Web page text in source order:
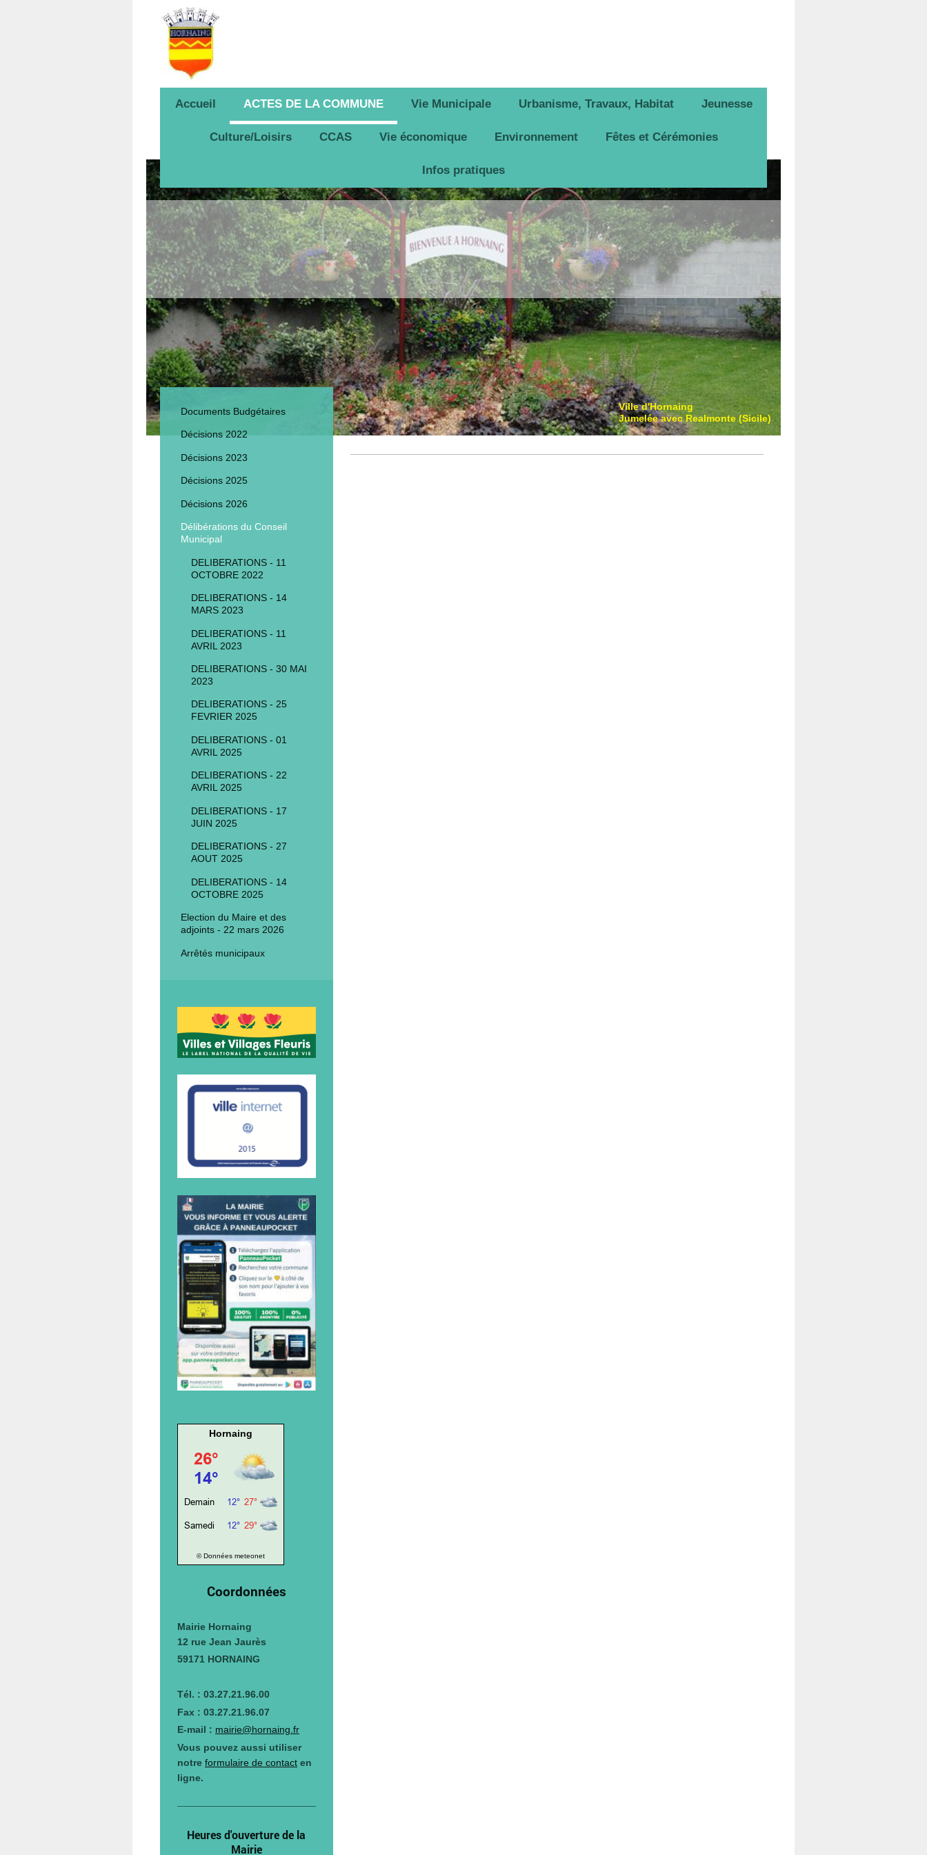
Accueil ACTES DE LA COMMUNE Vie Municipale Urbanisme, Travaux, Habitat Jeunesse
Culture/Loisirs CCAS Vie économique Environnement Fêtes et Cérémonies
Infos pratiques
Ville d'Hornaing
Jumelée avec Realmonte (Sicile)
Documents Budgétaires
Décisions 2022
Décisions 2023
Décisions 2025
Décisions 2026
Délibérations du Conseil
Municipal
DELIBERATIONS - 11
OCTOBRE 2022
DELIBERATIONS - 14
MARS 2023
DELIBERATIONS - 11
AVRIL 2023
DELIBERATIONS - 30 MAI
2023
DELIBERATIONS - 25
FEVRIER 2025
DELIBERATIONS - 01
AVRIL 2025
DELIBERATIONS - 22
AVRIL 2025
DELIBERATIONS - 17
JUIN 2025
DELIBERATIONS - 27
AOUT 2025
DELIBERATIONS - 14
OCTOBRE 2025
Election du Maire et des
adjoints - 22 mars 2026
Arrêtés municipaux
Hornaing
© Données meteonet
Coordonnées
Mairie Hornaing
12 rue Jean Jaurès
59171 HORNAING
Tél. : 03.27.21.96.00
Fax : 03.27.21.96.07
E-mail : mairie@hornaing.fr
Vous pouvez aussi utiliser
notre formulaire de contact en
ligne.
Heures d'ouverture de la
Mairie